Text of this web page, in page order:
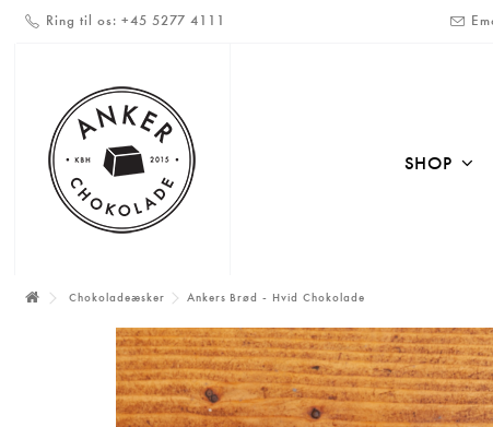
Ring til os: +45 5277 4111
SHOP
Chokoladeæsker Ankers Brød - Hvid Chokolade